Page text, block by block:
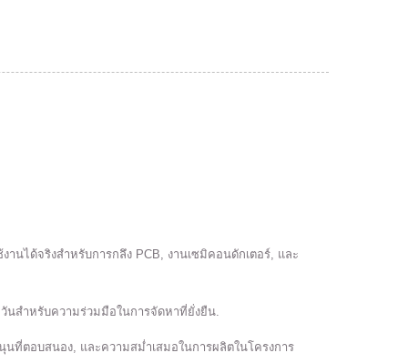
นได้จริงสำหรับการกลึง PCB, งานเซมิคอนดักเตอร์, และ
นสำหรับความร่วมมือในการจัดหาที่ยั่งยืน.
ที่ตอบสนอง, และความสม่ำเสมอในการผลิตในโครงการ